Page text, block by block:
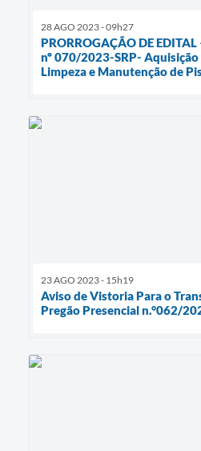
28 AGO 2023 - 09h27
PRORROGAÇÃO DE
nº 070/2023-SRP-
Limpeza e Manutenção de
23 AGO 2023 - 15h19
Aviso de Vistoria Para o
Pregão Presencial n.°062/